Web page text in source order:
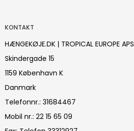
KONTAKT
HÆNGEKØJE.DK | TROPICAL EUROPE APS
Skindergade 15
1159 København K
Danmark
Telefonnr.: 31684467
Mobil nr.: 22 15 65 09